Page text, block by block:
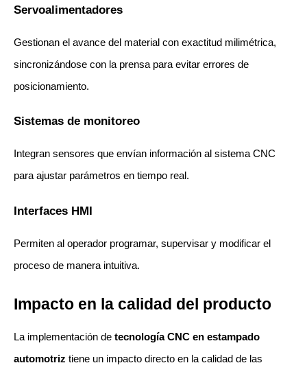
Servoalimentadores
Gestionan el avance del material con exactitud milimétrica,
sincronizándose con la prensa para evitar errores de
posicionamiento.
Sistemas de monitoreo
Integran sensores que envían información al sistema CNC
para ajustar parámetros en tiempo real.
Interfaces HMI
Permiten al operador programar, supervisar y modificar el
proceso de manera intuitiva.
Impacto en la calidad del producto
La implementación de tecnología CNC en estampado
automotriz tiene un impacto directo en la calidad de las